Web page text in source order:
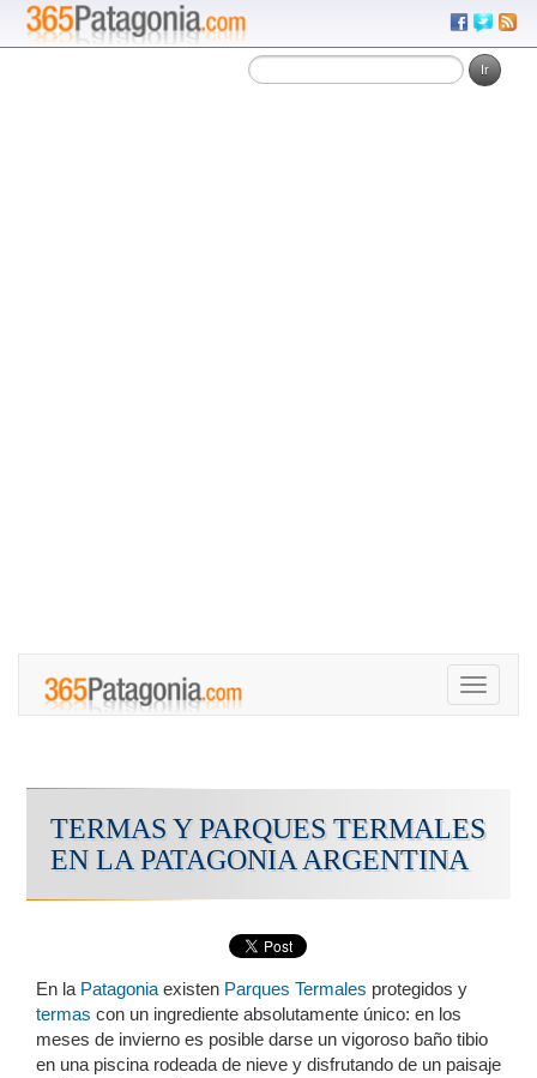
Toggle
TERMAS Y PARQUES TERMALES
EN LA PATAGONIA ARGENTINA
En la Patagonia existen Parques Termales protegidos y
termas con un ingrediente absolutamente único: en los
meses de invierno es posible darse un vigoroso baño tibio
en una piscina rodeada de nieve y disfrutando de un paisaje